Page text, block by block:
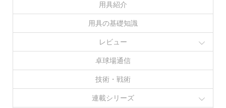
用具紹介
用具の基礎知識
レビュー
卓球場通信
技術・戦術
連載シリーズ